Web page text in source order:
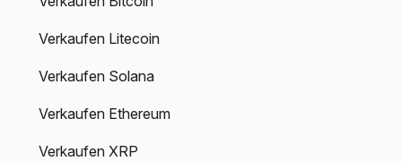
Verkaufen Litecoin
Verkaufen Solana
Verkaufen Ethereum
Verkaufen XRP